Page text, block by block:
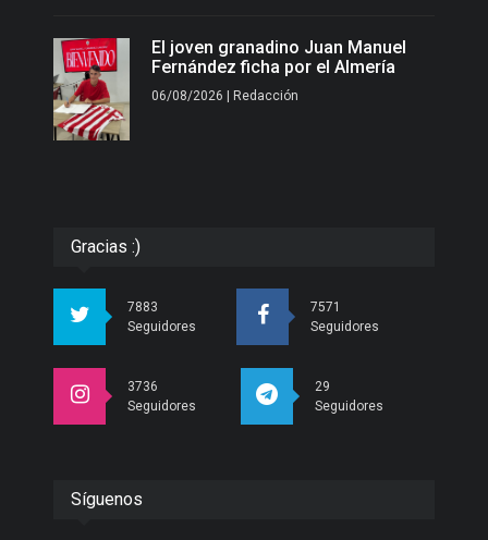
El joven granadino Juan Manuel
Fernández ficha por el Almería
06/08/2026 | Redacción
Gracias :)
7883
Seguidores
7571
Seguidores
3736
Seguidores
29
Seguidores
Síguenos